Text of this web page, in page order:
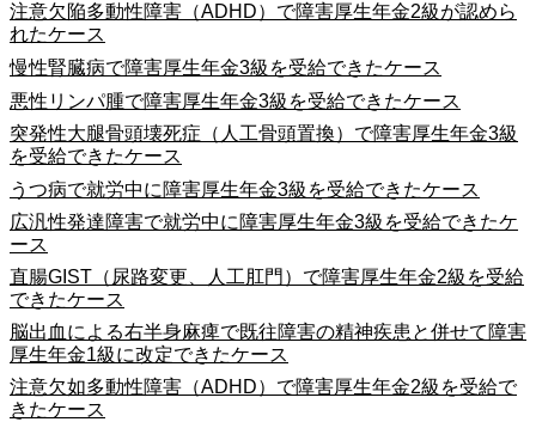
注意欠陥多動性障害（ADHD）で障害厚生年金2級が認めら
れたケース
慢性腎臓病で障害厚生年金3級を受給できたケース
悪性リンパ腫で障害厚生年金3級を受給できたケース
突発性大腿骨頭壊死症（人工骨頭置換）で障害厚生年金3級
を受給できたケース
うつ病で就労中に障害厚生年金3級を受給できたケース
広汎性発達障害で就労中に障害厚生年金3級を受給できたケ
ース
直腸GIST（尿路変更、人工肛門）で障害厚生年金2級を受給
できたケース
脳出血による右半身麻痺で既往障害の精神疾患と併せて障害
厚生年金1級に改定できたケース
注意欠如多動性障害（ADHD）で障害厚生年金2級を受給で
きたケース